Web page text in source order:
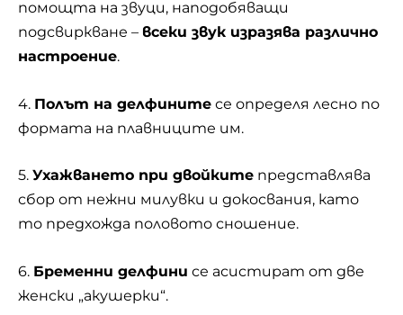
помощта на звуци, наподобяващи
подсвиркване – всеки звук изразява различно
настроение.
4. Полът на делфините се определя лесно по
формата на плавниците им.
5. Ухажването при двойките представлява
сбор от нежни милувки и докосвания, като
то предхожда половото сношение.
6. Бременни делфини се асистират от две
женски „акушерки“.